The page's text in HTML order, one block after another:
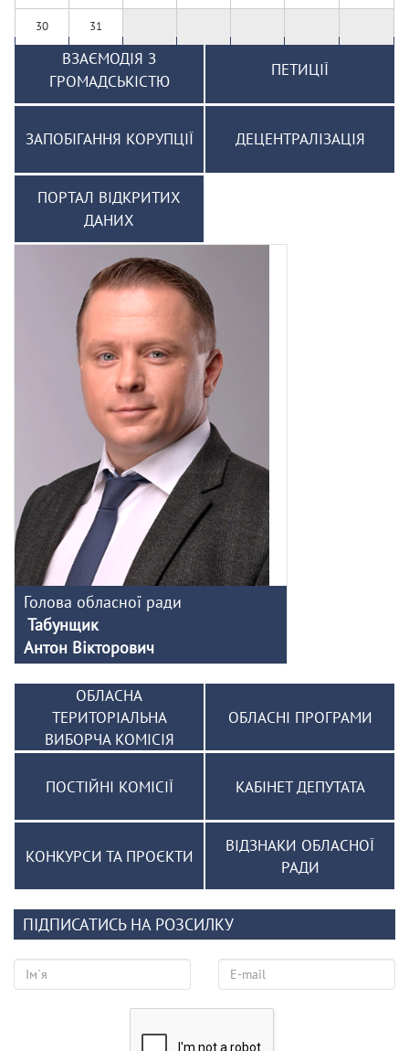
30 31
ВЗАЄМОДІЯ З
ГРОМАДСЬКІСТЮ
ПЕТИЦІЇ
ЗАПОБІГАННЯ КОРУПЦІЇ ДЕЦЕНТРАЛІЗАЦІЯ
ПОРТАЛ ВІДКРИТИХ
ДАНИХ
Голова обласної ради
Табунщик
Антон Вікторович
ОБЛАСНА
ТЕРИТОРІАЛЬНА
ВИБОРЧА КОМІСІЯ
ОБЛАСНІ ПРОГРАМИ
ПОСТІЙНІ КОМІСІЇ КАБІНЕТ ДЕПУТАТА
КОНКУРСИ ТА ПРОЄКТИ
ВІДЗНАКИ ОБЛАСНОЇ
РАДИ
ПІДПИСАТИСЬ НА РОЗСИЛКУ